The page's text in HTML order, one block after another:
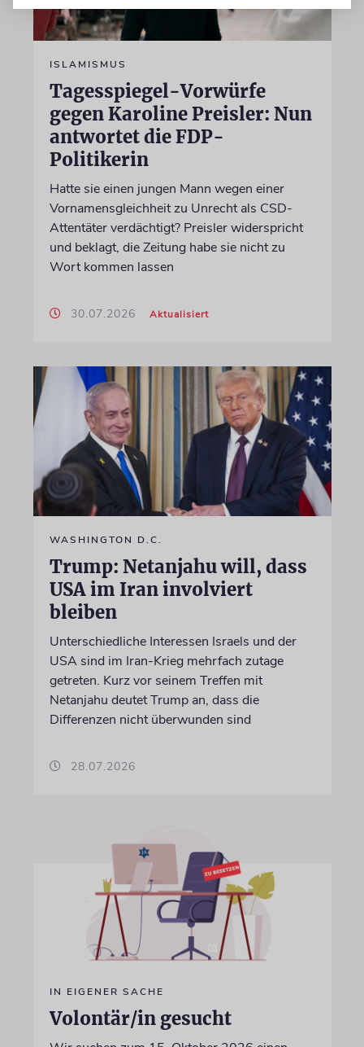
ISLAMISMUS
Tagesspiegel-Vorwürfe
gegen Karoline Preisler: Nun
antwortet die FDP-
Politikerin
Hatte sie einen jungen Mann wegen einer
Vornamensgleichheit zu Unrecht als CSD-
Attentäter verdächtigt? Preisler widerspricht
und beklagt, die Zeitung habe sie nicht zu
Wort kommen lassen
30.07.2026 Aktualisiert
WASHINGTON D.C.
Trump: Netanjahu will, dass
USA im Iran involviert
bleiben
Unterschiedliche Interessen Israels und der
USA sind im Iran-Krieg mehrfach zutage
getreten. Kurz vor seinem Treffen mit
Netanjahu deutet Trump an, dass die
Differenzen nicht überwunden sind
28.07.2026
IN EIGENER SACHE
Volontär/in gesucht